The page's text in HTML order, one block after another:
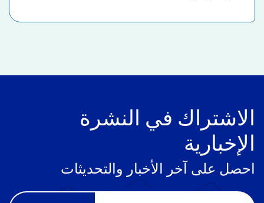
الاشتراك في النشرة
الإخبارية
احصل على آخر الأخبار والتحديثات